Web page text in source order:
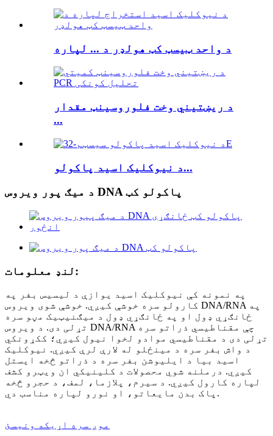
د واحد ټیسټ کټ هولډر د ... لپاره
د ریښتیني وخت فلوروسینټ مقدار
...
د نیوکلیک اسید پاکولو...
د میګ پور ویروس DNA پاکولو کټ
لنډ معلومات:
په نمونه کې نیوکلیک اسید یوازې د لیسیس بفر په
کارولو سره خوشې کیږي. خوشې شوی ویروس DNA/RNA په
ځانګړي ډول او په ځانګړي ډول د میګنیټیک مڼو سره
تړلی دی. د ویروس DNA/RNA چې مقناطیسي ذراتو سره
تړلی دی د مقناطیسي موادو لخوا نیول کیږي؛ ککړونکي
د واش بفر سره د مینځلو له لارې لرې کیږي. نیوکلیک
اسید بیا د ایلیوشن بفر سره د ذراتو څخه ایستل
کیږي. درملنه شوي محصولات د کلینیکي ان ویټرو کشف
لپاره کارول کیږي. د سیرم، پلازما، لمف، د حجرو څخه
پاک بدن مایعاتو، او نورو لپاره مناسب دي.
موږ سره اړیکه ونیسئ